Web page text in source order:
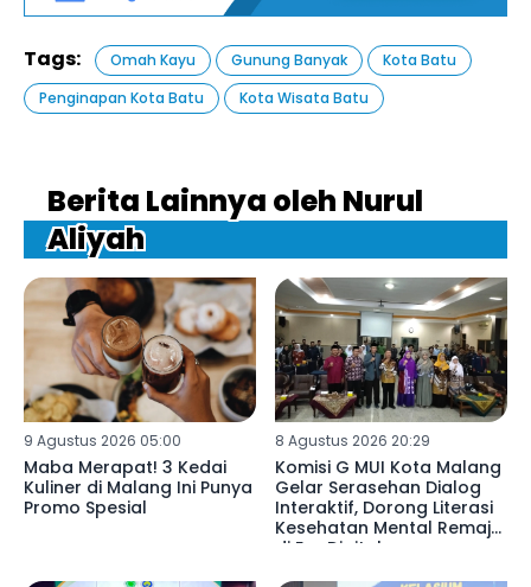
Tags: Omah Kayu Gunung Banyak
Kota Batu
Penginapan Kota Batu
Kota Wisata Batu
Berita Lainnya oleh Nurul
Aliyah
9 Agustus 2026 05:00
Maba Merapat! 3 Kedai
Kuliner di Malang Ini Punya
Promo Spesial
8 Agustus 2026 20:29
Komisi G MUI Kota Malang
Gelar Serasehan Dialog
Interaktif, Dorong Literasi
Kesehatan Mental Remaja
di Era Digital